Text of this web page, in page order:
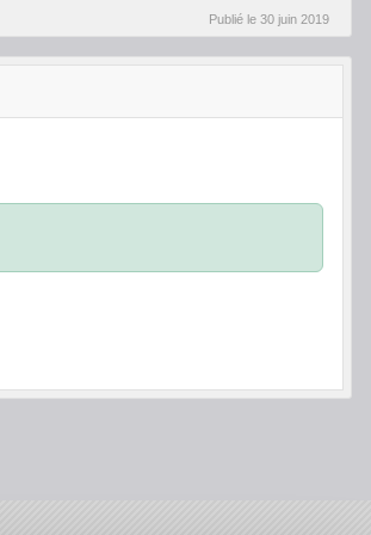
Publié le 30 juin 2019